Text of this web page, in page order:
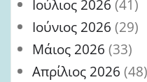
Ιούλιος 2026 (41)
Ιούνιος 2026 (29)
Μάιος 2026 (33)
Απρίλιος 2026 (48)